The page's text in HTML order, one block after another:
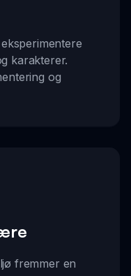
karakterer.
og
fremmer en